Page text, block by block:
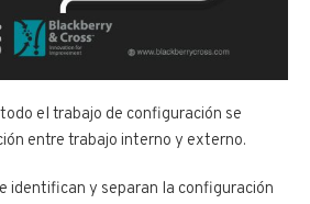
el trabajo de configuración se
entre trabajo interno y externo.
identifican y separan la configuración